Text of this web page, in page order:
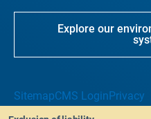
Explore our
SitemapCMS Login Privacy